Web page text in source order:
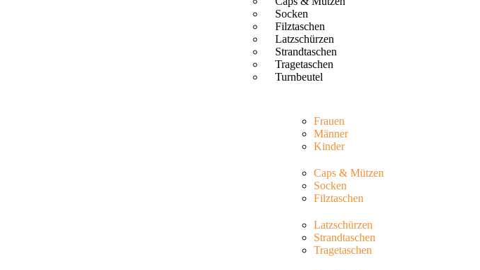
Socken
Filztaschen
Latzschürzen
Strandtaschen
Tragetaschen
Turnbeutel
Frauen
Männer
Kinder
Caps & Mützen
Socken
Filztaschen
Latzschürzen
Strandtaschen
Tragetaschen